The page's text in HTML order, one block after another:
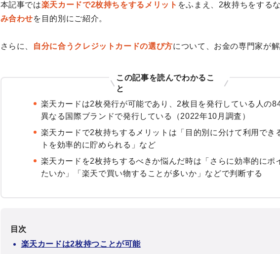
本記事では楽天カードで2枚持ちをするメリット をふまえ、2枚持ちをする
み合わせを目的別にご紹介。
さらに、 自分に合うクレジットカードの選び方について、お金の専門家が
この記事を読んでわかるこ
と
楽天カードは2枚発行が可能であり、2枚目を発行している人の
異なる国際ブランドで発行している（2022年10月調査）
楽天カードで2枚持ちするメリットは「目的別に分けて利用でき
トを効率的に貯められる」など
楽天カードを2枚持ちするべきか悩んだ時は「さらに効率的にポ
たいか」「楽天で買い物することが多いか」などで判断する
目次
楽天カードは2枚持つことが可能